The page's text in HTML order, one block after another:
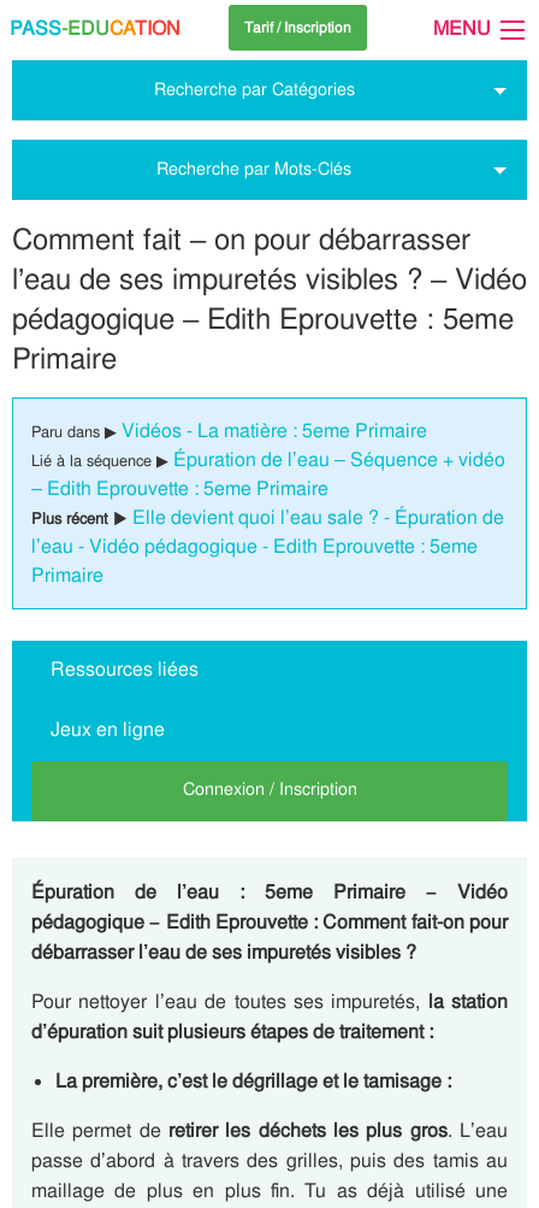
PASS-EDUCATION Tarif / Inscription MENU
Recherche par Catégories
Recherche par Mots-Clés
Comment fait – on pour débarrasser
l’eau de ses impuretés visibles ? – Vidéo
pédagogique – Edith Eprouvette : 5eme
Primaire
Paru dans ▶ Vidéos - La matière : 5eme Primaire
Lié à la séquence ▶ Épuration de l’eau – Séquence + vidéo
– Edith Eprouvette : 5eme Primaire
Plus récent ▶ Elle devient quoi l’eau sale ? - Épuration de
l’eau - Vidéo pédagogique - Edith Eprouvette : 5eme
Primaire
Ressources liées
Jeux en ligne
Connexion / Inscription
Épuration de l’eau : 5eme Primaire – Vidéo
pédagogique – Edith Eprouvette : Comment fait-on pour
débarrasser l’eau de ses impuretés visibles ?
Pour nettoyer l’eau de toutes ses impuretés, la station
d’épuration suit plusieurs étapes de traitement :
La première, c’est le dégrillage et le tamisage :
Elle permet de retirer les déchets les plus gros. L’eau
passe d’abord à travers des grilles, puis des tamis au
maillage de plus en plus fin. Tu as déjà utilisé une